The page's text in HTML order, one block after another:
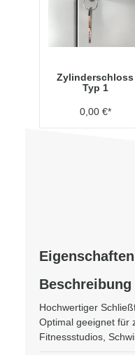
Zylinderschloss
Typ 1
0,00 €*
Beschreibung
Hochwertiger
Optimal geeignet für
Fitnessstudios,
Eigenschaften